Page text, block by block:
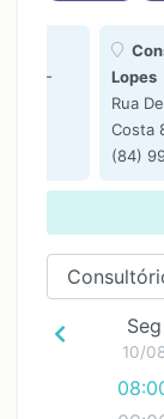
1303 -
Lopes
Rua
Costa
(84)
Seg
10/